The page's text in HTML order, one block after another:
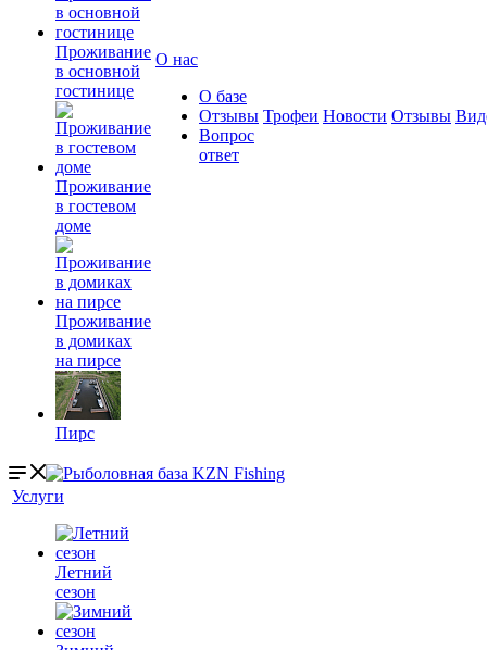
Проживание
в основной
гостинице
Проживание
в гостевом
доме
Проживание
в домиках
на пирсе
Пирс
О нас
О базе
Отзывы
Вопрос
ответ
Трофеи Новости Отзывы
Услуги
Летний
сезон